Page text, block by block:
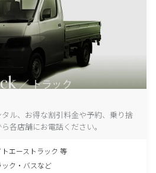
ル、お得な割引料金や予約、乗り捨
各店舗にお電話ください。
トエーストラック 等
ック・バスなど